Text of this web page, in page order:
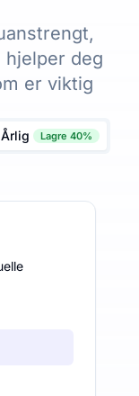
hjelper deg
er viktig
Årlig Lagre 40%